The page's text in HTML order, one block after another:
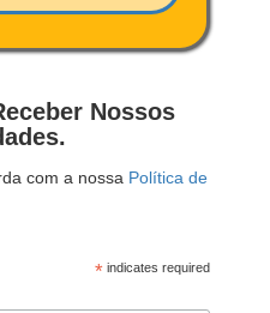
Nossos
com a nossa Política de
* indicates required